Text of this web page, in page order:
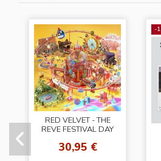
RED VELVET - THE
REVE FESTIVAL DAY
30,95 €
-